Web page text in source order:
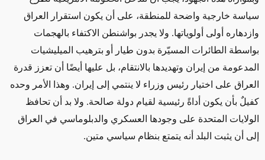
سياسة خارجية واضحة للمنطقة، على أن يكون استقرار العراق
وازدهاره أولى أولوياتها. ولا يجدر بواشنطن الاكتفاء بالهجمات
بواسطة الطائرات المسيّرة بدون طيار أو بترهيب الميليشيات
المدعومة من إيران وتهديدها بالانتقام، بل عليها أيضًا أن تعزز قدرة
العراق على اختيار رئيس وزراء لا ينتمي إلى إيران. وهذا الأمر وحده
كفيلٌ بأن يكون أداةً رئيسية لقيام دولة صالحة. ولا بد أن تحافظ
الولايات المتحدة على وجودها العسكري والدبلوماسي في العراق
إلى أن يثبت البلد أنه يتمتع بنظام سياسي متين.